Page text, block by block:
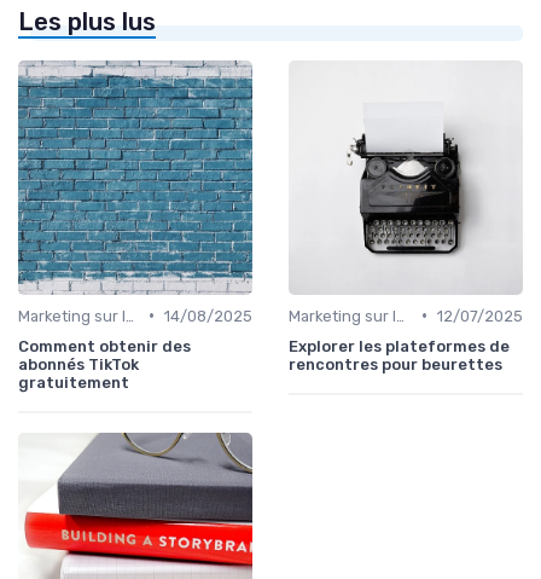
Les plus lus
• 14/08/2025
Comment obtenir des
abonnés TikTok
gratuitement
• 12/07/2025
Explorer les plateformes de
rencontres pour beurettes